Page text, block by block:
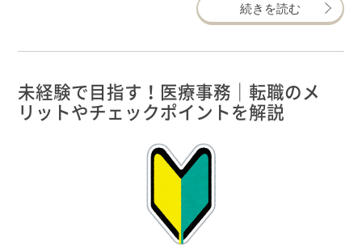
続きを読む
未経験で目指す！医療事務｜転職のメ
リットやチェックポイントを解説